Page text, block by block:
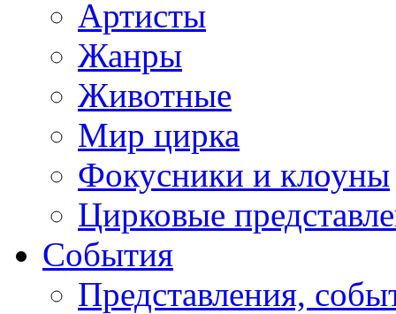
Артисты
Жанры
Животные
Мир цирка
Фокусники и клоуны
Цирковые
События
Представления,